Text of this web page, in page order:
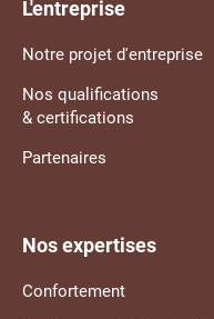
L'entreprise
Notre projet d'entreprise
Nos qualifications
& certifications
Partenaires
Nos expertises
Confortement